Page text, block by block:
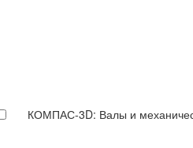
КОМПАС-3D: Валы и